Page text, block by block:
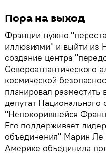
Пора на выход
Франции нужно
иллюзиями" и выйти из
создание центра
Североатлантического
космической
планировал разместить
депутат Национального
"Непокорившейся
Его поддерживает
объединения" Марин
Америке объединила